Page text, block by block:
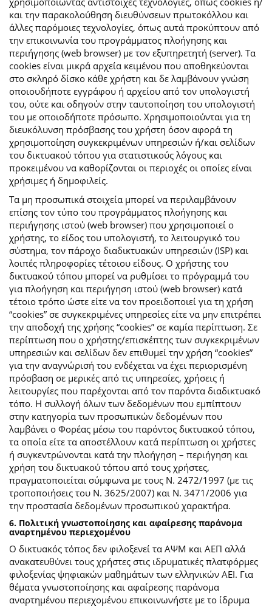
και την παρακολούθηση διευθύνσεων πρωτοκόλλου και
άλλες παρόμοιες τεχνολογίες, όπως αυτά προκύπτουν από
την επικοινωνία του προγράμματος πλοήγησης και
περιήγησης (web browser) με τον εξυπηρετητή (server). Τα
cookies είναι μικρά αρχεία κειμένου που αποθηκεύονται
στο σκληρό δίσκο κάθε χρήστη και δε λαμβάνουν γνώση
οποιουδήποτε εγγράφου ή αρχείου από τον υπολογιστή
του, ούτε και οδηγούν στην ταυτοποίηση του υπολογιστή
του με οποιοδήποτε πρόσωπο. Χρησιμοποιούνται για τη
διευκόλυνση πρόσβασης του χρήστη όσον αφορά τη
χρησιμοποίηση συγκεκριμένων υπηρεσιών ή/και σελίδων
του δικτυακού τόπου για στατιστικούς λόγους και
προκειμένου να καθορίζονται οι περιοχές οι οποίες είναι
χρήσιμες ή δημοφιλείς.
Τα μη προσωπικά στοιχεία μπορεί να περιλαμβάνουν
επίσης τον τύπο του προγράμματος πλοήγησης και
περιήγησης ιστού (web browser) που χρησιμοποιεί ο
χρήστης, το είδος του υπολογιστή, το λειτουργικό του
σύστημα, τον πάροχο διαδικτυακών υπηρεσιών (ISP) και
λοιπές πληροφορίες τέτοιου είδους. Ο χρήστης του
δικτυακού τόπου μπορεί να ρυθμίσει το πρόγραμμά του
για πλοήγηση και περιήγηση ιστού (web browser) κατά
τέτοιο τρόπο ώστε είτε να τον προειδοποιεί για τη χρήση
“cookies” σε συγκεκριμένες υπηρεσίες είτε να μην επιτρέπει
την αποδοχή της χρήσης “cookies” σε καμία περίπτωση. Σε
περίπτωση που ο χρήστης/επισκέπτης των συγκεκριμένων
υπηρεσιών και σελίδων δεν επιθυμεί την χρήση “cookies”
για την αναγνώρισή του ενδέχεται να έχει περιορισμένη
πρόσβαση σε μερικές από τις υπηρεσίες, χρήσεις ή
λειτουργίες που παρέχονται από τον παρόντα διαδικτυακό
τόπο. Η συλλογή όλων των δεδομένων που εμπίπτουν
στην κατηγορία των προσωπικών δεδομένων που
λαμβάνει ο Φορέας μέσω του παρόντος δικτυακού τόπου,
τα οποία είτε τα αποστέλλουν κατά περίπτωση οι χρήστες
ή συγκεντρώνονται κατά την πλοήγηση – περιήγηση και
χρήση του δικτυακού τόπου από τους χρήστες,
πραγματοποιείται σύμφωνα με τους Ν. 2472/1997 (με τις
τροποποιήσεις του Ν. 3625/2007) και Ν. 3471/2006 για
την προστασία δεδομένων προσωπικού χαρακτήρα.
6. Πολιτική γνωστοποίησης και αφαίρεσης παράνομα
αναρτημένου περιεχομένου
Ο δικτυακός τόπος δεν φιλοξενεί τα ΑΨΜ και ΑΕΠ αλλά
ανακατευθύνει τους χρήστες στις ιδρυματικές πλατφόρμες
φιλοξενίας ψηφιακών μαθημάτων των ελληνικών ΑΕΙ. Για
θέματα γνωστοποίησης και αφαίρεσης παράνομα
αναρτημένου περιεχομένου επικοινωνήστε με το ίδρυμα